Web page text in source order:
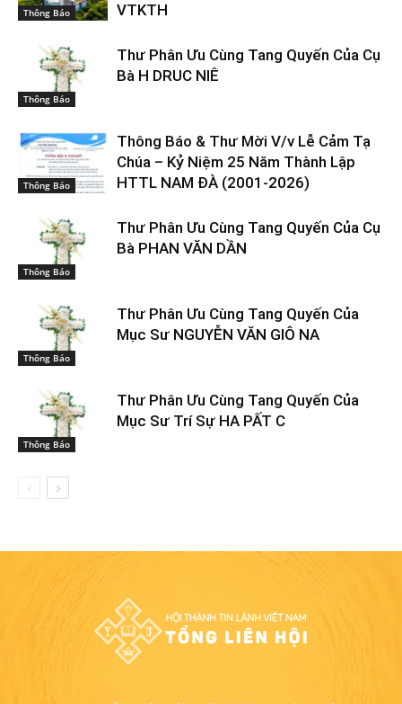
Thông Báo
VTKTH
Thông Báo
Thư Phân Ưu Cùng Tang Quyến Của Cụ
Bà H DRUC NIÊ
Thông Báo
Thông Báo & Thư Mời V/v Lễ Cảm Tạ
Chúa – Kỷ Niệm 25 Năm Thành Lập
HTTL NAM ĐÀ (2001-2026)
Thông Báo
Thư Phân Ưu Cùng Tang Quyến Của Cụ
Bà PHAN VĂN DẦN
Thông Báo
Thư Phân Ưu Cùng Tang Quyến Của
Mục Sư NGUYỄN VĂN GIÔ NA
Thông Báo
Thư Phân Ưu Cùng Tang Quyến Của
Mục Sư Trí Sự HA PẤT C